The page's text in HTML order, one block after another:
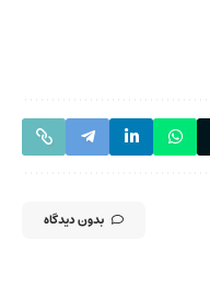
بدون دیدگاه